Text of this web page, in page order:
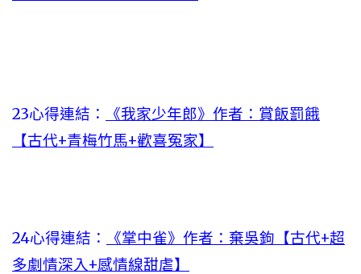
23心得連結：
《我家少年郎》作者：賞飯罰餓
【古代+青梅竹馬+歡喜冤家】
24心得連結：
《掌中雀》作者：棄吳鉤【古代+超
多劇情深入+感情線甜虐】